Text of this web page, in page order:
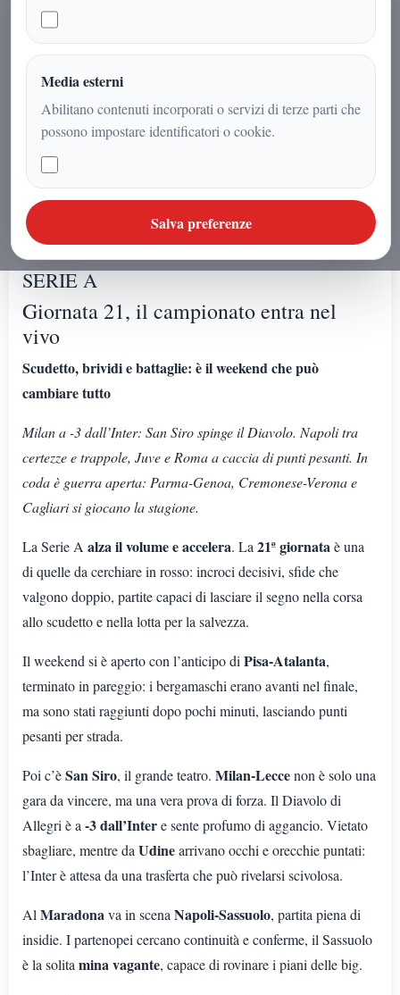
Ascolta o avvia la sintesi
Se l'articolo non ha un audio dedicato puoi avviare la
Sintesi vocale browser
La sintesi vocale non e' supportata da questo
browser.
SERIE A
Giornata 21, il campionato entra nel
vivo
Scudetto, brividi e battaglie: è il weekend che può
cambiare tutto
Milan a -3 dall’Inter: San Siro spinge il Diavolo. Napoli tra
certezze e trappole, Juve e Roma a caccia di punti pesanti. In
coda è guerra aperta: Parma-Genoa, Cremonese-Verona e
Cagliari si giocano la stagione.
La Serie A alza il volume e accelera. La 21ª giornataè una
di quelle da cerchiare in rosso: incroci decisivi, sfide che
valgono doppio, partite capaci di lasciare il segno nella corsa
allo scudetto e nella lotta per la salvezza.
Il weekend si è aperto con l’anticipo di Pisa-Atalanta,
terminato in pareggio: i bergamaschi erano avanti nel finale,
ma sono stati raggiunti dopo pochi minuti, lasciando punti
pesanti per strada.
Poi c’èSan Siro, il grande teatro. Milan-Leccenon è solo una
gara da vincere, ma una vera prova di forza. Il Diavolo di
Allegri è a -3 dall’Intere sente profumo di aggancio. Vietato
sbagliare, mentre da Udinearrivano occhi e orecchie puntati:
l’Inter è attesa da una trasferta che può rivelarsi scivolosa.
Al Maradonava in scena Napoli-Sassuolo, partita piena di
insidie. I partenopei cercano continuità e conferme, il Sassuolo
è la solita mina vagante, capace di rovinare i piani delle big.
Media esterni
Abilitano contenuti incorporati o servizi di terze parti che
possono impostare identificatori o cookie.
Salva preferenze